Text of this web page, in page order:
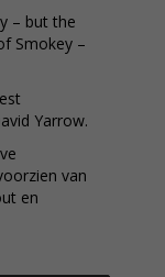
– but the
Smokey –
Yarrow.
van
en